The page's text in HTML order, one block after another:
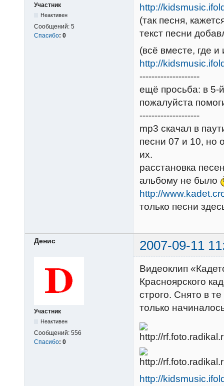
Участник
Неактивен
Сообщений: 5
Спасибо: 0
http://
(так песня,
текст песни
(всё вместе, где
http://
--------------------
ещё просьба: в 5-
пожалуйста
--------------------
mp3 скачал в
песни 07 и 10, но
их.
расстановка
альбому не было
http://
только песни
Денис 2007-09-11
Участник
Неактивен
Сообщений: 556
Спасибо: 0
Видеоклип
Красноярского
строго. Снято в
только
http://